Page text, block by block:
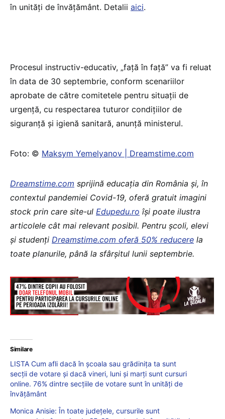
în unități de învățământ. Detalii aici.
Procesul instructiv-educativ, „față în față” va fi reluat
în data de 30 septembrie, conform scenariilor
aprobate de către comitetele pentru situații de
urgență, cu respectarea tuturor condițiilor de
siguranță și igienă sanitară, anunță ministerul.
Foto: © Maksym Yemelyanov | Dreamstime.com
Dreamstime.com sprijină educaţia din România şi, în
contextul pandemiei Covid-19, oferă gratuit imagini
stock prin care site-ul Edupedu.ro îşi poate ilustra
articolele cât mai relevant posibil. Pentru școli, elevi
și studenți Dreamstime.com oferă 50% reducere la
toate planurile, până la sfârșitul lunii septembrie.
Similare
LISTA Cum afli dacă în școala sau grădinița ta sunt
secții de votare și dacă vineri, luni și marți sunt cursuri
online. 76% dintre secțiile de votare sunt în unități de
învățământ
Monica Anisie: În toate județele, cursurile sunt